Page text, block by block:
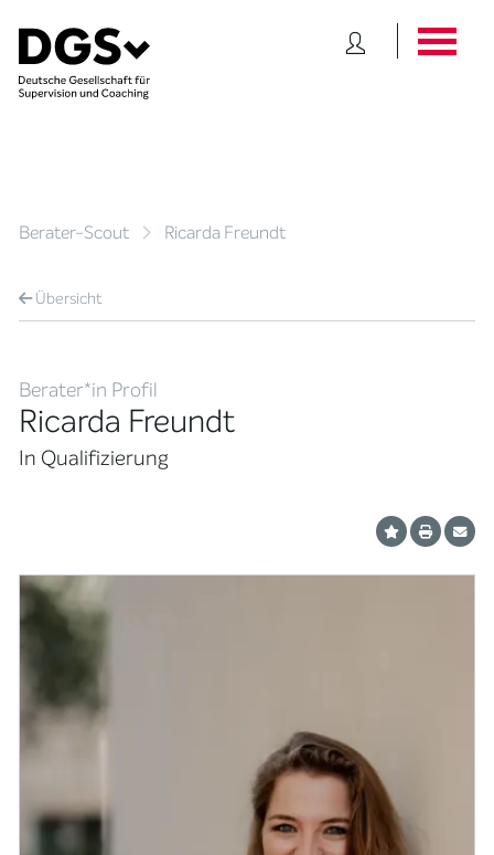
Berater-Scout Ricarda Freundt
Übersicht
Berater*in Profil
Ricarda Freundt
In Qualifizierung